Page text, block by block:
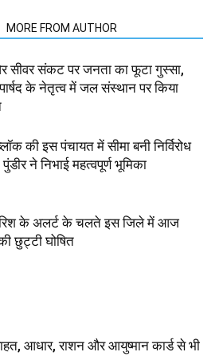
MORE FROM AUTHOR
सीवर संकट पर जनता का फूटा गुस्सा,
के नेतृत्व में जल संस्थान पर किया
की इस पंचायत में सीमा बनी निर्विरोध
ने निभाई महत्वपूर्ण भूमिका
के अलर्ट के चलते इस जिले में आज
छुट्टी घोषित
आधार, राशन और आयुष्मान कार्ड से भी